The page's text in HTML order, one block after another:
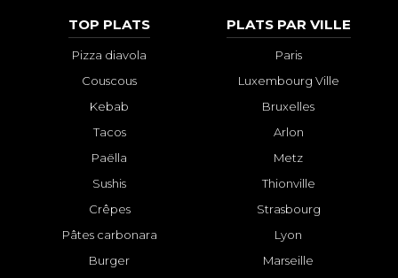
TOP PLATS
Pizza diavola
Couscous
Kebab
Tacos
Paëlla
Sushis
Crêpes
Pâtes carbonara
Burger
PLATS PAR VILLE
Paris
Luxembourg Ville
Bruxelles
Arlon
Metz
Thionville
Strasbourg
Lyon
Marseille